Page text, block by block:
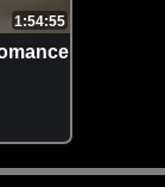
1:54:55